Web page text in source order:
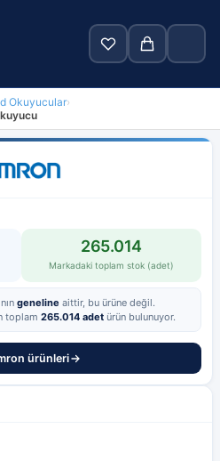
Okuyucular›
265.014
Markadaki toplam stok (adet)
geneline aittir, bu ürüne değil.
toplam 265.014 adet ürün bulunuyor.
ürünleri